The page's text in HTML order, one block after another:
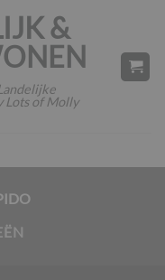
&
Lots of Molly